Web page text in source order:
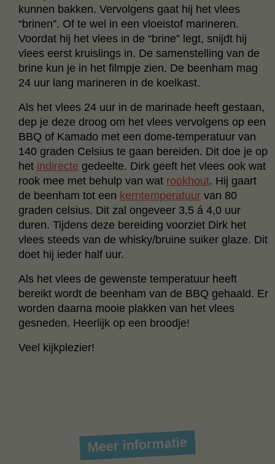
kunnen bakken. Vervolgens gaat hij het vlees
“brinen”. Of te wel in een vloeistof marineren.
Voordat hij het vlees in de “brine” legt, snijdt hij
vlees eerst kruislings in. De samenstelling van de
brine kun je in het filmpje zien. De beenham mag
24 uur lang marineren in de koelkast.
Als het vlees 24 uur in de marinade heeft gestaan,
dep je deze droog om het vlees vervolgens op een
BBQ of Kamado met een dome-temperatuur van
140 graden Celsius te gaan bereiden. Dit doe je op
het indirecte gedeelte. Dirk geeft het vlees ook wat
rook mee met behulp van wat rookhout. Hij gaart
de beenham tot een kerntemperatuur van 80
graden celsius. Dit zal ongeveer 3,5 á 4,0 uur
duren. Tijdens deze bereiding voorziet Dirk het
vlees steeds van de whisky/bruine suiker glaze. Dit
doet hij ieder half uur.
Als het vlees de gewenste temperatuur heeft
bereikt wordt de beenham van de BBQ gehaald. Er
worden daarna mooie plakken van het vlees
gesneden. Heerlijk op een broodje!
Veel kijkplezier!
Meer informatie